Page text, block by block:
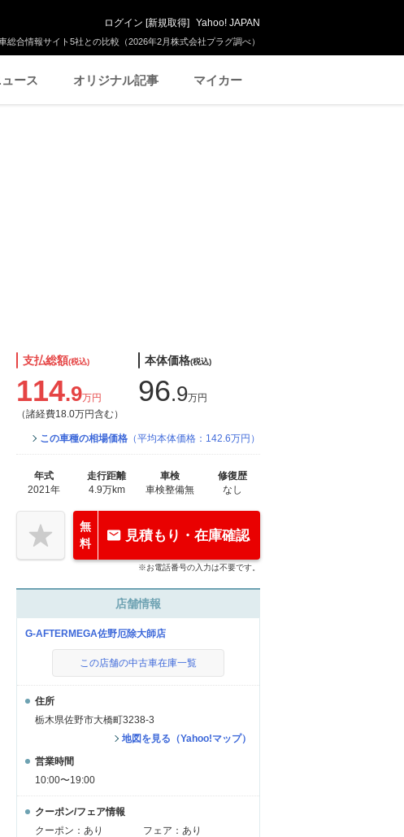
合情報サイト5社との比較（2026年2月株式会社プラグ調べ）
ログイン [新規取得] Yahoo! JAPAN
ース オリジナル記事 マイカー
支払総額(税込)
114.9万円
（諸経費18.0万円含む）
本体価格(税込)
96.9万円
この車種の相場価格 （平均本体価格：142.6万円）
年式
2021年
走行距離
4.9万km
車検
車検整備無
修復歴
なし
無
料
見積もり・在庫確認
※お電話番号の入力は不要です。
店舗情報
G-AFTERMEGA佐野厄除大師店
この店舗の中古車在庫一覧
住所
栃木県佐野市大橋町3238-3
地図を見る（Yahoo!マップ）
営業時間
10:00〜19:00
クーポン/フェア情報
クーポン：あり
フェア：あり